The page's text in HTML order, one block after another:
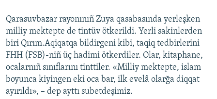
Qarasuvbazar rayonınıñ Zuya qasabasında yerleşken
milliy mektepte de tintüv ötkerildi. Yerli sakinlerden
biri Qırım.Aqiqatqa bildirgeni kibi, taqiq tedbirlerini
FHH (FSB)-niñ üç hadimi ötkerdiler. Olar, kitaphane,
ocalarnıñ sınıflarını tinttiler. «Milliy mektepte, islam
boyunca kiyingen eki oca bar, ilk evelâ olarğa diqqat
ayırıldı», – dep ayttı subetdeşimiz.